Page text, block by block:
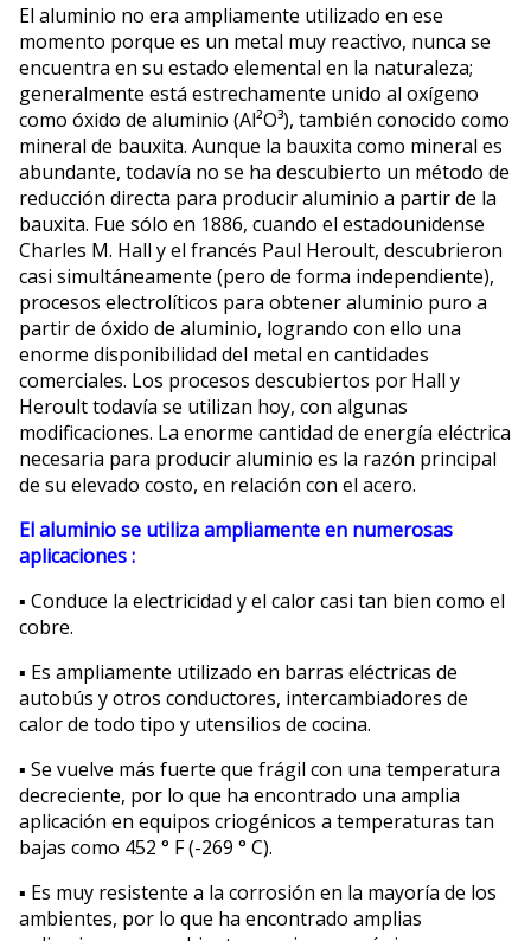
El aluminio no era ampliamente utilizado en ese
momento porque es un metal muy reactivo, nunca se
encuentra en su estado elemental en la naturaleza;
generalmente está estrechamente unido al oxígeno
como óxido de aluminio (Al²O³), también conocido como
mineral de bauxita. Aunque la bauxita como mineral es
abundante, todavía no se ha descubierto un método de
reducción directa para producir aluminio a partir de la
bauxita. Fue sólo en 1886, cuando el estadounidense
Charles M. Hall y el francés Paul Heroult, descubrieron
casi simultáneamente (pero de forma independiente),
procesos electrolíticos para obtener aluminio puro a
partir de óxido de aluminio, logrando con ello una
enorme disponibilidad del metal en cantidades
comerciales. Los procesos descubiertos por Hall y
Heroult todavía se utilizan hoy, con algunas
modificaciones. La enorme cantidad de energía eléctrica
necesaria para producir aluminio es la razón principal
de su elevado costo, en relación con el acero.
El aluminio se utiliza ampliamente en numerosas
aplicaciones :
▪ Conduce la electricidad y el calor casi tan bien como el
cobre.
▪ Es ampliamente utilizado en barras eléctricas de
autobús y otros conductores, intercambiadores de
calor de todo tipo y utensilios de cocina.
▪ Se vuelve más fuerte que frágil con una temperatura
decreciente, por lo que ha encontrado una amplia
aplicación en equipos criogénicos a temperaturas tan
bajas como 452 ° F (-269 ° C).
▪ Es muy resistente a la corrosión en la mayoría de los
ambientes, por lo que ha encontrado amplias